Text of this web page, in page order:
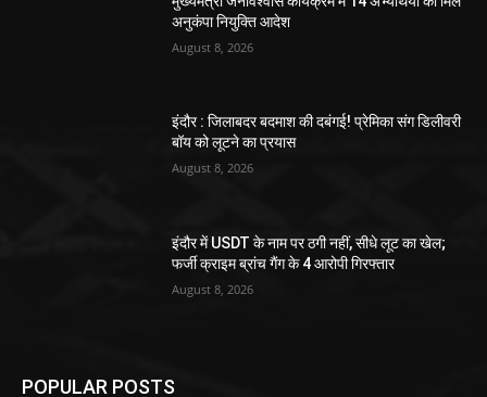
अनुकंपा नियुक्ति आदेश
August 8, 2026
इंदौर : जिलाबदर बदमाश की दबंगई! प्रेमिका संग डिलीवरी
बॉय को लूटने का प्रयास
August 8, 2026
इंदौर में USDT के नाम पर ठगी नहीं, सीधे लूट का खेल;
फर्जी क्राइम ब्रांच गैंग के 4 आरोपी गिरफ्तार
August 8, 2026
POPULAR POSTS